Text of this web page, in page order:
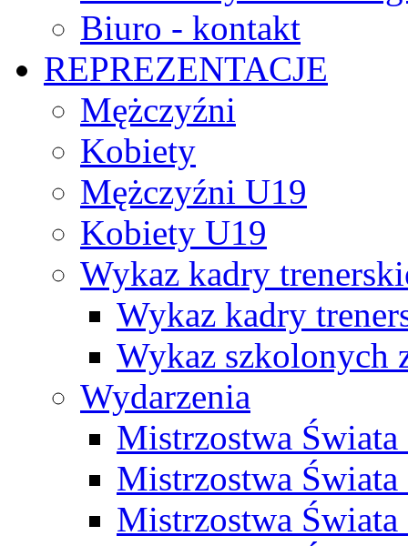
Biuro - kontakt
REPREZENTACJE
Mężczyźni
Kobiety
Mężczyźni U19
Kobiety U19
Wykaz kadry
Wykaz kadry
Wykaz szkolonych
Wydarzenia
Mistrzostwa
Mistrzostwa
Mistrzostwa